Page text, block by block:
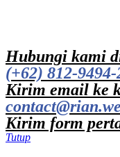
Hubungi kami
(+62) 812-9494-
Kirim email ke
Kirim form
Tutup